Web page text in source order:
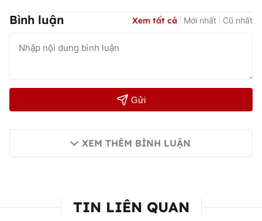
Bình luận Xem tất cả Mới nhất Cũ nhất
Gửi
XEM THÊM BÌNH LUẬN
TIN LIÊN QUAN